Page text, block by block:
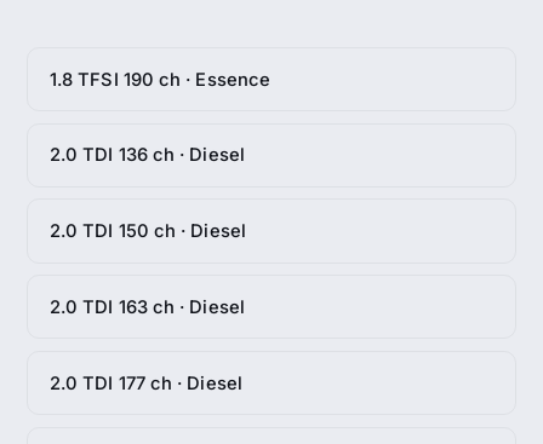
1.8 TFSI 190 ch · Essence
2.0 TDI 136 ch · Diesel
2.0 TDI 150 ch · Diesel
2.0 TDI 163 ch · Diesel
2.0 TDI 177 ch · Diesel